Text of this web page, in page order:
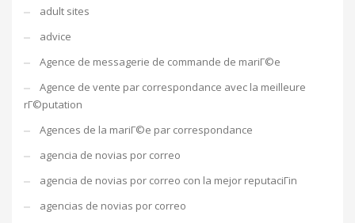
adult sites
advice
Agence de messagerie de commande de mariГ©e
Agence de vente par correspondance avec la meilleure
rГ©putation
Agences de la mariГ©e par correspondance
agencia de novias por correo
agencia de novias por correo con la mejor reputaciГіn
agencias de novias por correo